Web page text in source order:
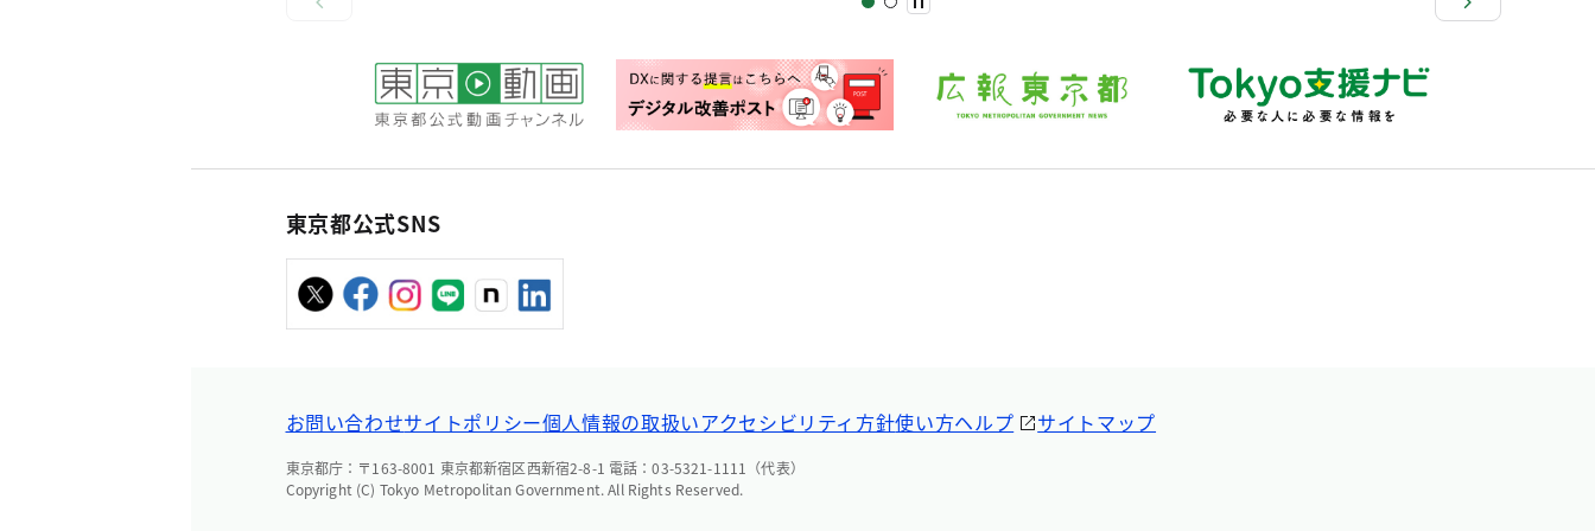
東京都公式SNS
お問い合わせサイトポリシー個人情報の取扱いアクセシビリティ方針使い方ヘルプ サイトマップ
東京都庁：〒163-8001 東京都新宿区西新宿2-8-1 電話：03-5321-1111（代表）
Copyright (C) Tokyo Metropolitan Government. All Rights Reserved.